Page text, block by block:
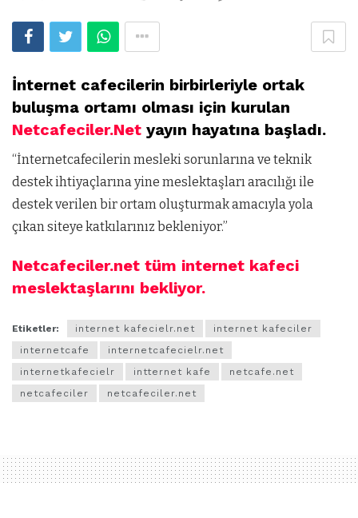
İnternet cafecilerin birbirleriyle ortak
buluşma ortamı olması için kurulan
Netcafeciler.Net yayın hayatına başladı.
“İnternetcafecilerin mesleki sorunlarına ve teknik
destek ihtiyaçlarına yine meslektaşları aracılığı ile
destek verilen bir ortam oluşturmak amacıyla yola
çıkan siteye katkılarınız bekleniyor.”
Netcafeciler.net tüm internet kafeci
meslektaşlarını bekliyor.
Etiketler: internet kafecielr.net
internet kafeciler
internetcafe
internetcafecielr.net
internetkafecielr
intternet kafe
netcafe.net
netcafeciler
netcafeciler.net